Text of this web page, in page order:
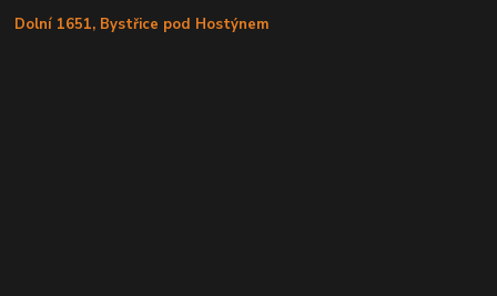
Dolní 1651, Bystřice pod Hostýnem